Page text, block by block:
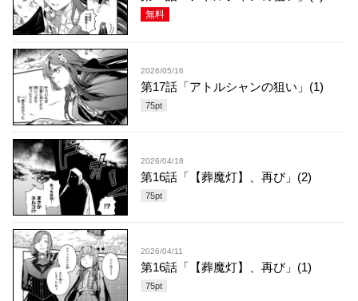
無料
2026/05/16
第17話「アトルシャンの狙い」(1)
75pt
2026/04/18
第16話「【葬魔灯】、再び」(2)
75pt
2026/04/11
第16話「【葬魔灯】、再び」(1)
75pt